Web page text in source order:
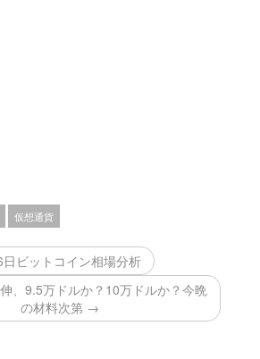
仮想通貨
ビットコイン相場分析
、9.5万ドルか？10万ドルか？今晩
の材料次第 →